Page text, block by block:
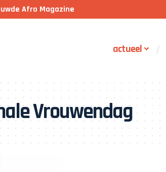
Afro Magazine
actueel
Vrouwendag